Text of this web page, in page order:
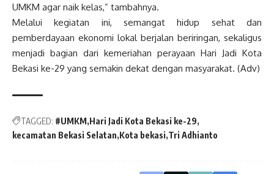
UMKM agar naik kelas,” tambahnya.
Melalui kegiatan ini, semangat hidup sehat dan
pemberdayaan ekonomi lokal berjalan beriringan, sekaligus
menjadi bagian dari kemeriahan perayaan Hari Jadi Kota
Bekasi ke-29 yang semakin dekat dengan masyarakat. (Adv)
TAGGED: #UMKM Hari Jadi Kota Bekasi ke-29
kecamatan Bekasi Selatan Kota bekasi Tri Adhianto